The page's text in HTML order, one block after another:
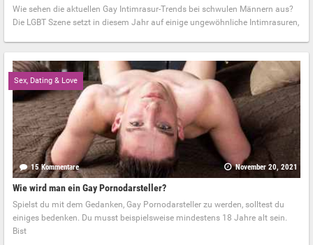
Wie sehen die aktuellen Gay Intimrasur-Trends bei schwulen Männern aus?
Die LGBT Szene setzt in diesem Jahr auf einige ungewöhnliche Intimrasuren,
Sex, Dating & Love
15 Kommentare November 20, 2021
Wie wird man ein Gay Pornodarsteller?
Spielst du mit dem Gedanken, Gay Pornodarsteller zu werden, solltest du
einiges bedenken. Du musst beispielsweise mindestens 18 Jahre alt sein.
Bist